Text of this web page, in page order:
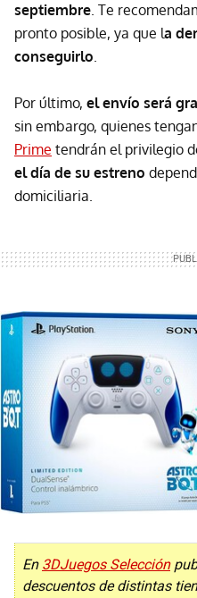
septiembre. Te
pronto posible, ya que la
conseguirlo.
Por último, el envío será
sin embargo, quienes
Prime tendrán el privilegio
el día de su estreno
domiciliaria.
En 3DJuegos Selección
descuentos de distintas